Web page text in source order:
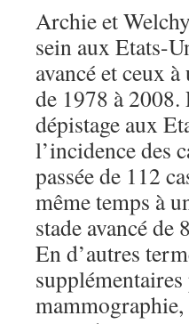
Archie et
sein aux Etats-
avancé et ceux
de 1978 à
dépistage aux
l’incidence des
passée de 112
même temps à
stade avancé
En d’autres
mammographie,